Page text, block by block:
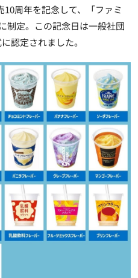
周年を記念して、「ファミ
制定。この記念日は一般社団
認定されました。